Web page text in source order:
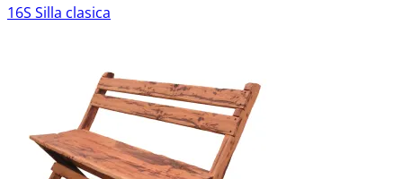
16S Silla clasica